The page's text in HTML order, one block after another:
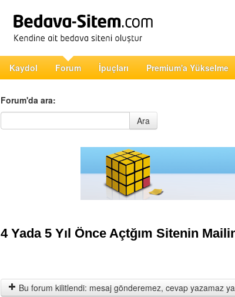
Kaydol Forum İpuçları Premium'a Yükselme
Forum'da ara:
Forum'da ara
Ara
4 Yada 5 Yıl Önce Açtğım Sitenin
Bu forum kilitlendi: mesaj gönderemez, cevap yazamaz